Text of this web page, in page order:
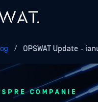
/ OPSWAT Update -
COMPANIE